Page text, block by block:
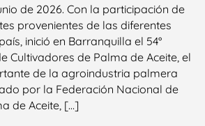
de 2026. Con la participación de
provenientes de las diferentes
inició en Barranquilla el 54°
Cultivadores de Palma de Aceite, el
de la agroindustria palmera
por la Federación Nacional de
de Aceite, […]